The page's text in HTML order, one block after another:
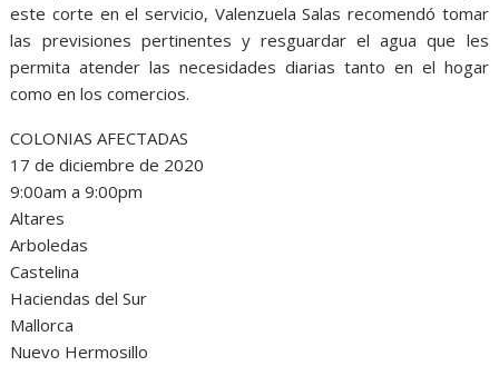
este corte en el servicio, Valenzuela Salas recomendó tomar
las previsiones pertinentes y resguardar el agua que les
permita atender las necesidades diarias tanto en el hogar
como en los comercios.
COLONIAS AFECTADAS
17 de diciembre de 2020
9:00am a 9:00pm
Altares
Arboledas
Castelina
Haciendas del Sur
Mallorca
Nuevo Hermosillo